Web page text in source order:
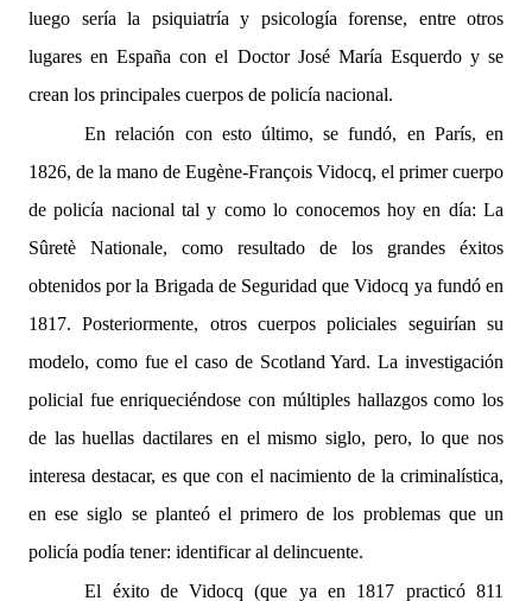
luego sería la psiquiatría y psicología forense, entre otros
lugares en España con el Doctor José María Esquerdo y se
crean los principales cuerpos de policía nacional.
En relación con esto último, se fundó, en París, en
1826, de la mano de Eugène-François Vidocq, el primer cuerpo
de policía nacional tal y como lo conocemos hoy en día: La
Sûretè Nationale, como resultado de los grandes éxitos
obtenidos por la Brigada de Seguridad que Vidocq ya fundó en
1817. Posteriormente, otros cuerpos policiales seguirían su
modelo, como fue el caso de Scotland Yard. La investigación
policial fue enriqueciéndose con múltiples hallazgos como los
de las huellas dactilares en el mismo siglo, pero, lo que nos
interesa destacar, es que con el nacimiento de la criminalística,
en ese siglo se planteó el primero de los problemas que un
policía podía tener: identificar al delincuente.
El éxito de Vidocq (que ya en 1817 practicó 811